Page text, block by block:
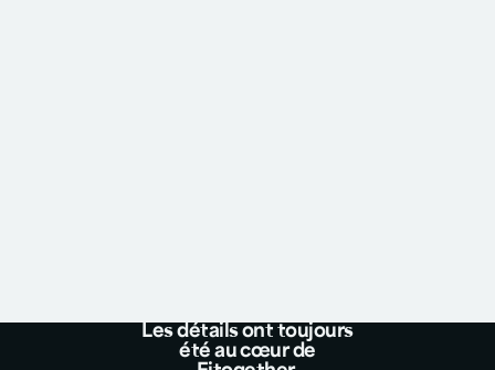
Les détails ont toujours
été au cœur de